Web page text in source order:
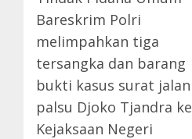
Bareskrim Polri
melimpahkan tiga
tersangka dan barang
bukti kasus surat jalan
palsu Djoko Tjandra ke
Kejaksaan Negeri